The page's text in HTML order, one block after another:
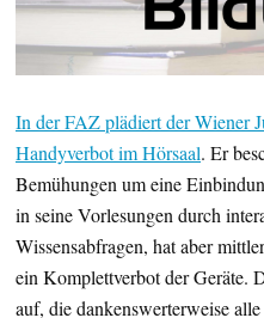
In der FAZ plädiert der Wiener
Handyverbot im Hörsaal. Er
Bemühungen um eine
in seine Vorlesungen durch
Wissensabfragen, hat aber
ein Komplettverbot der Geräte.
auf, die dankenswerterweise